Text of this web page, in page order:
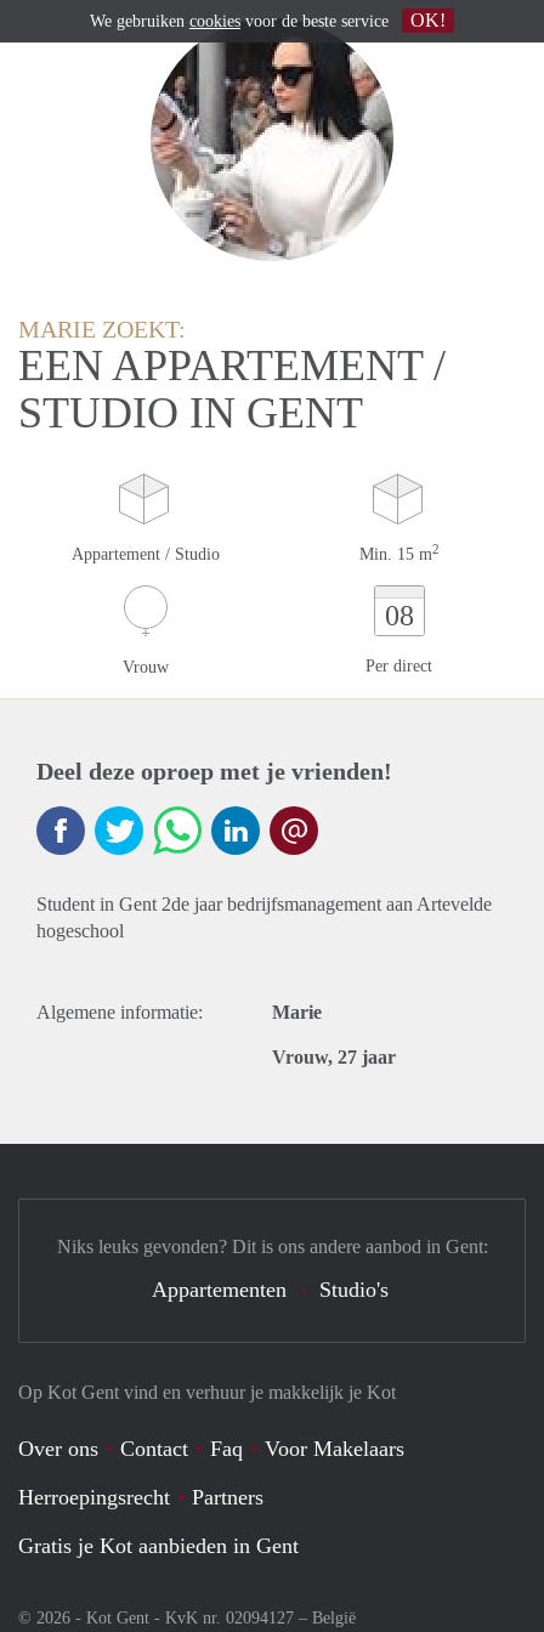
MARIE ZOEKT:
EEN APPARTEMENT /
STUDIO IN GENT
Appartement / Studio Min. 15 m2
Vrouw
08
Per direct
Deel deze oproep met je vrienden!
Student in Gent 2de jaar bedrijfsmanagement aan Artevelde
hogeschool
Algemene informatie: Marie
Vrouw, 27 jaar
Op Kot Gent vind en verhuur je makkelijk je Kot
Over ons Contact Faq
Voor Makelaars
Herroepingsrecht
Partners
Gratis je Kot aanbieden in Gent
© 2026 - Kot Gent - KvK nr. 02094127 – België
Niks leuks gevonden? Dit is ons andere aanbod in Gent:
Appartementen Studio's
We gebruiken cookies voor de beste service OK!